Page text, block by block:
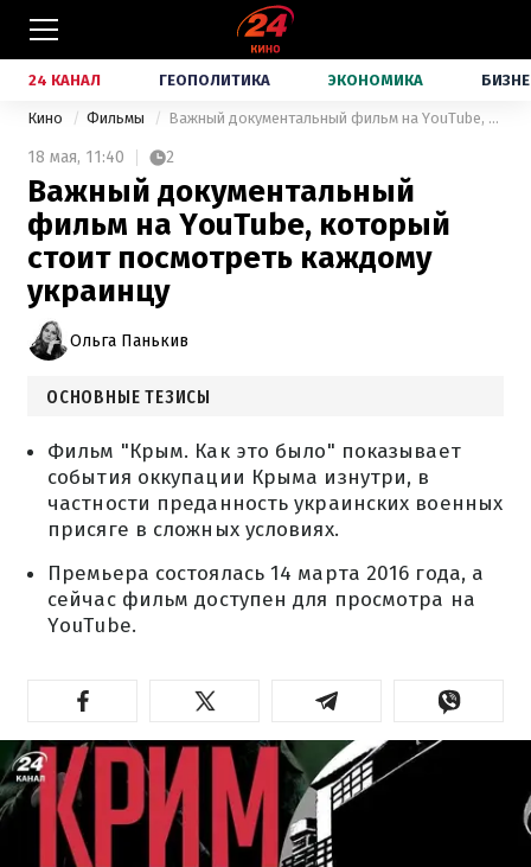
24 КАНАЛ ГЕОПОЛИТИКА ЭКОНОМИКА
Кино Фильмы Важный документальный фильм на YouTube, который стоит посмотреть каждому украинцу
18 мая, 11:40 2
Важный документальный
фильм на YouTube, который
стоит посмотреть каждому
украинцу
Ольга Панькив
ОСНОВНЫЕ ТЕЗИСЫ
Фильм "Крым. Как это было" показывает
события оккупации Крыма изнутри, в
частности преданность украинских военных
присяге в сложных условиях.
Премьера состоялась 14 марта 2016 года, а
сейчас фильм доступен для просмотра на
YouTube.